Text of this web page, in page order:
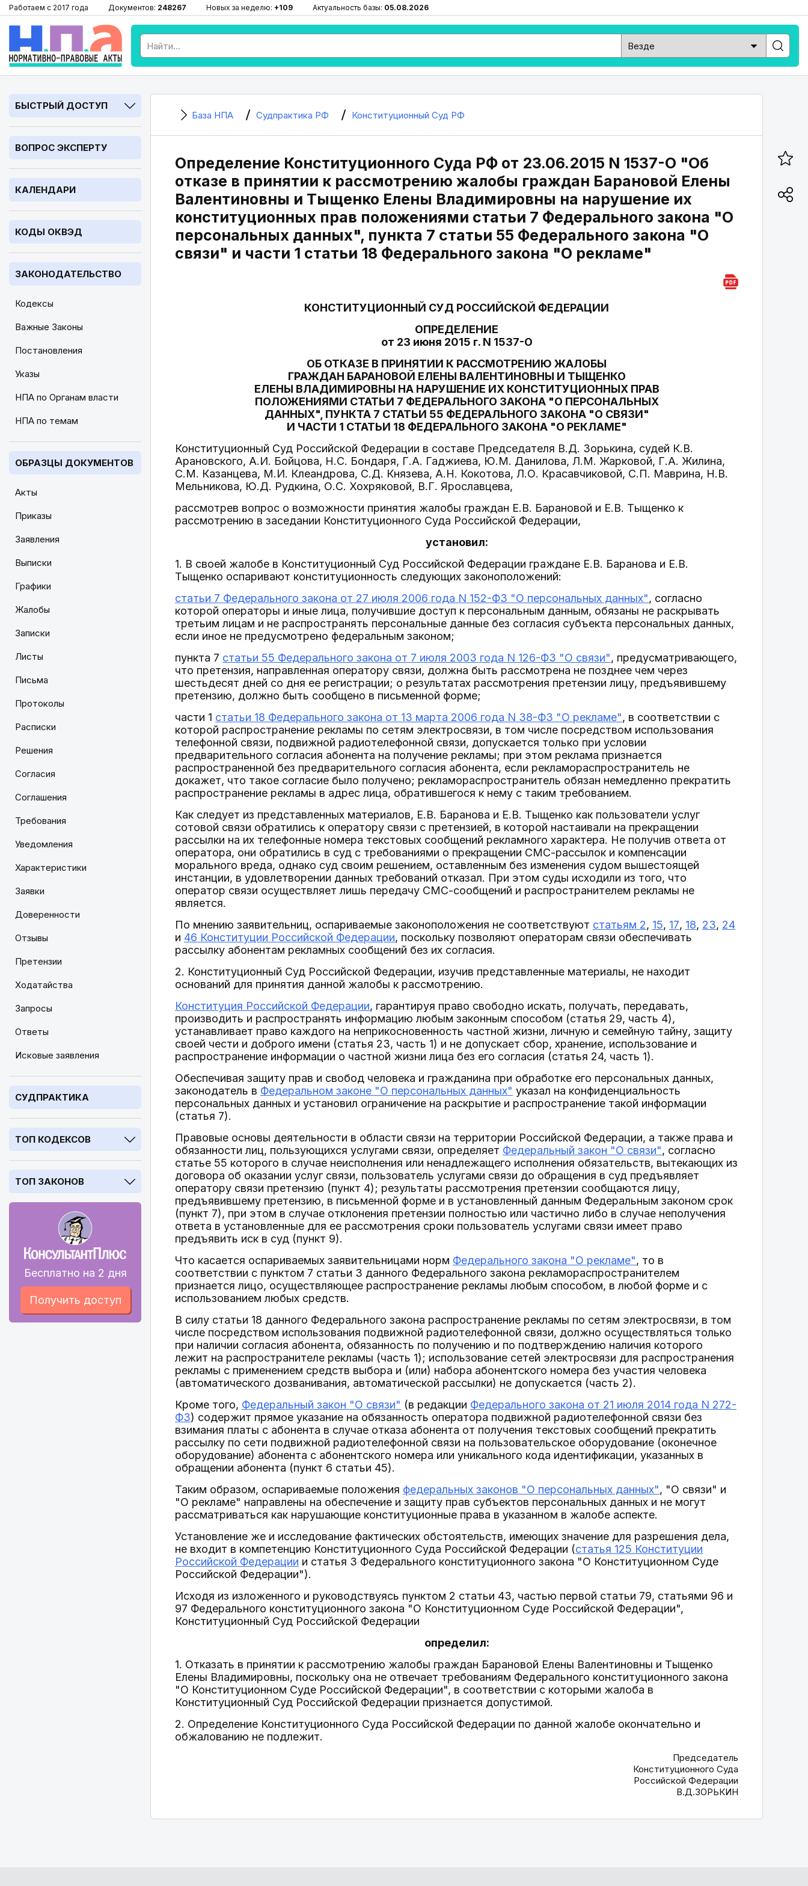
Работаем с 2017 года Документов: 248267 Новых за неделю: +109 Актуальность базы: 05.08.2026
БЫСТРЫЙ ДОСТУП
ВОПРОС ЭКСПЕРТУ
КАЛЕНДАРИ
КОДЫ ОКВЭД
ЗАКОНОДАТЕЛЬСТВО
Кодексы
Важные Законы
Постановления
Указы
НПА по Органам власти
НПА по темам
ОБРАЗЦЫ ДОКУМЕНТОВ
Акты
Приказы
Заявления
Выписки
Графики
Жалобы
Записки
Листы
Письма
Протоколы
Расписки
Решения
Согласия
Соглашения
Требования
Уведомления
Характеристики
Заявки
Доверенности
Отзывы
Претензии
Ходатайства
Запросы
Ответы
Исковые заявления
СУДПРАКТИКА
ТОП КОДЕКСОВ
ТОП ЗАКОНОВ
Бесплатно на 2 дня
Получить доступ
База НПА Судпрактика РФ Конституционный Суд РФ
Определение Конституционного Суда РФ от 23.06.2015 N 1537-О "Об
отказе в принятии к рассмотрению жалобы граждан Барановой Елены
Валентиновны и Тыщенко Елены Владимировны на нарушение их
конституционных прав положениями статьи 7 Федерального закона "О
персональных данных", пункта 7 статьи 55 Федерального закона "О
связи" и части 1 статьи 18 Федерального закона "О рекламе"
КОНСТИТУЦИОННЫЙ СУД РОССИЙСКОЙ ФЕДЕРАЦИИ
ОПРЕДЕЛЕНИЕ
от 23 июня 2015 г. N 1537-О
ОБ ОТКАЗЕ В ПРИНЯТИИ К РАССМОТРЕНИЮ ЖАЛОБЫ
ГРАЖДАН БАРАНОВОЙ ЕЛЕНЫ ВАЛЕНТИНОВНЫ И ТЫЩЕНКО
ЕЛЕНЫ ВЛАДИМИРОВНЫ НА НАРУШЕНИЕ ИХ КОНСТИТУЦИОННЫХ ПРАВ
ПОЛОЖЕНИЯМИ СТАТЬИ 7 ФЕДЕРАЛЬНОГО ЗАКОНА "О ПЕРСОНАЛЬНЫХ
ДАННЫХ", ПУНКТА 7 СТАТЬИ 55 ФЕДЕРАЛЬНОГО ЗАКОНА "О СВЯЗИ"
И ЧАСТИ 1 СТАТЬИ 18 ФЕДЕРАЛЬНОГО ЗАКОНА "О РЕКЛАМЕ"
Конституционный Суд Российской Федерации в составе Председателя В.Д. Зорькина, судей К.В.
Арановского, А.И. Бойцова, Н.С. Бондаря, Г.А. Гаджиева, Ю.М. Данилова, Л.М. Жарковой, Г.А. Жилина,
С.М. Казанцева, М.И. Клеандрова, С.Д. Князева, А.Н. Кокотова, Л.О. Красавчиковой, С.П. Маврина, Н.В.
Мельникова, Ю.Д. Рудкина, О.С. Хохряковой, В.Г. Ярославцева,
рассмотрев вопрос о возможности принятия жалобы граждан Е.В. Барановой и Е.В. Тыщенко к
рассмотрению в заседании Конституционного Суда Российской Федерации,
установил:
1. В своей жалобе в Конституционный Суд Российской Федерации граждане Е.В. Баранова и Е.В.
Тыщенко оспаривают конституционность следующих законоположений:
статьи 7 Федерального закона от 27 июля 2006 года N 152-ФЗ "О персональных данных", согласно
которой операторы и иные лица, получившие доступ к персональным данным, обязаны не раскрывать
третьим лицам и не распространять персональные данные без согласия субъекта персональных данных,
если иное не предусмотрено федеральным законом;
пункта 7 статьи 55 Федерального закона от 7 июля 2003 года N 126-ФЗ "О связи", предусматривающего,
что претензия, направленная оператору связи, должна быть рассмотрена не позднее чем через
шестьдесят дней со дня ее регистрации; о результатах рассмотрения претензии лицу, предъявившему
претензию, должно быть сообщено в письменной форме;
части 1 статьи 18 Федерального закона от 13 марта 2006 года N 38-ФЗ "О рекламе", в соответствии с
которой распространение рекламы по сетям электросвязи, в том числе посредством использования
телефонной связи, подвижной радиотелефонной связи, допускается только при условии
предварительного согласия абонента на получение рекламы; при этом реклама признается
распространенной без предварительного согласия абонента, если рекламораспространитель не
докажет, что такое согласие было получено; рекламораспространитель обязан немедленно прекратить
распространение рекламы в адрес лица, обратившегося к нему с таким требованием.
Как следует из представленных материалов, Е.В. Баранова и Е.В. Тыщенко как пользователи услуг
сотовой связи обратились к оператору связи с претензией, в которой настаивали на прекращении
рассылки на их телефонные номера текстовых сообщений рекламного характера. Не получив ответа от
оператора, они обратились в суд с требованиями о прекращении СМС-рассылок и компенсации
морального вреда, однако суд своим решением, оставленным без изменения судом вышестоящей
инстанции, в удовлетворении данных требований отказал. При этом суды исходили из того, что
оператор связи осуществляет лишь передачу СМС-сообщений и распространителем рекламы не
является.
По мнению заявительниц, оспариваемые законоположения не соответствуют статьям 2, 15, 17, 18, 23, 24
и 46 Конституции Российской Федерации, поскольку позволяют операторам связи обеспечивать
рассылку абонентам рекламных сообщений без их согласия.
2. Конституционный Суд Российской Федерации, изучив представленные материалы, не находит
оснований для принятия данной жалобы к рассмотрению.
Конституция Российской Федерации, гарантируя право свободно искать, получать, передавать,
производить и распространять информацию любым законным способом (статья 29, часть 4),
устанавливает право каждого на неприкосновенность частной жизни, личную и семейную тайну, защиту
своей чести и доброго имени (статья 23, часть 1) и не допускает сбор, хранение, использование и
распространение информации о частной жизни лица без его согласия (статья 24, часть 1).
Обеспечивая защиту прав и свобод человека и гражданина при обработке его персональных данных,
законодатель в Федеральном законе "О персональных данных" указал на конфиденциальность
персональных данных и установил ограничение на раскрытие и распространение такой информации
(статья 7).
Правовые основы деятельности в области связи на территории Российской Федерации, а также права и
обязанности лиц, пользующихся услугами связи, определяет Федеральный закон "О связи", согласно
статье 55 которого в случае неисполнения или ненадлежащего исполнения обязательств, вытекающих из
договора об оказании услуг связи, пользователь услугами связи до обращения в суд предъявляет
оператору связи претензию (пункт 4); результаты рассмотрения претензии сообщаются лицу,
предъявившему претензию, в письменной форме и в установленный данным Федеральным законом срок
(пункт 7), при этом в случае отклонения претензии полностью или частично либо в случае неполучения
ответа в установленные для ее рассмотрения сроки пользователь услугами связи имеет право
предъявить иск в суд (пункт 9).
Что касается оспариваемых заявительницами норм Федерального закона "О рекламе", то в
соответствии с пунктом 7 статьи 3 данного Федерального закона рекламораспространителем
признается лицо, осуществляющее распространение рекламы любым способом, в любой форме и с
использованием любых средств.
В силу статьи 18 данного Федерального закона распространение рекламы по сетям электросвязи, в том
числе посредством использования подвижной радиотелефонной связи, должно осуществляться только
при наличии согласия абонента, обязанность по получению и по подтверждению наличия которого
лежит на распространителе рекламы (часть 1); использование сетей электросвязи для распространения
рекламы с применением средств выбора и (или) набора абонентского номера без участия человека
(автоматического дозванивания, автоматической рассылки) не допускается (часть 2).
Кроме того, Федеральный закон "О связи" (в редакции Федерального закона от 21 июля 2014 года N 272-
ФЗ) содержит прямое указание на обязанность оператора подвижной радиотелефонной связи без
взимания платы с абонента в случае отказа абонента от получения текстовых сообщений прекратить
рассылку по сети подвижной радиотелефонной связи на пользовательское оборудование (оконечное
оборудование) абонента с абонентского номера или уникального кода идентификации, указанных в
обращении абонента (пункт 6 статьи 45).
Таким образом, оспариваемые положения федеральных законов "О персональных данных", "О связи" и
"О рекламе" направлены на обеспечение и защиту прав субъектов персональных данных и не могут
рассматриваться как нарушающие конституционные права в указанном в жалобе аспекте.
Установление же и исследование фактических обстоятельств, имеющих значение для разрешения дела,
не входит в компетенцию Конституционного Суда Российской Федерации (статья 125 Конституции
Российской Федерации и статья 3 Федерального конституционного закона "О Конституционном Суде
Российской Федерации").
Исходя из изложенного и руководствуясь пунктом 2 статьи 43, частью первой статьи 79, статьями 96 и
97 Федерального конституционного закона "О Конституционном Суде Российской Федерации",
Конституционный Суд Российской Федерации
определил:
1. Отказать в принятии к рассмотрению жалобы граждан Барановой Елены Валентиновны и Тыщенко
Елены Владимировны, поскольку она не отвечает требованиям Федерального конституционного закона
"О Конституционном Суде Российской Федерации", в соответствии с которыми жалоба в
Конституционный Суд Российской Федерации признается допустимой.
2. Определение Конституционного Суда Российской Федерации по данной жалобе окончательно и
обжалованию не подлежит.
Председатель
Конституционного Суда
Российской Федерации
В.Д.ЗОРЬКИН